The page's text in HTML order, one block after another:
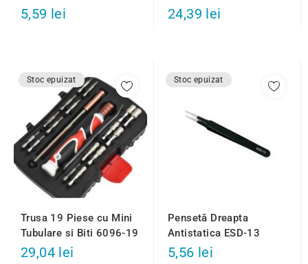
5,59 lei 24,39 lei
Stoc epuizat
Trusa 19 Piese cu Mini
Tubulare si Biti 6096-19
29,04 lei
Stoc epuizat
Pensetă Dreapta
Antistatica ESD-13
5,56 lei